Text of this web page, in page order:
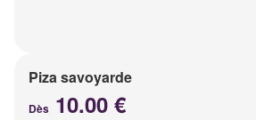
Piza savoyarde
Dès 10.00 €